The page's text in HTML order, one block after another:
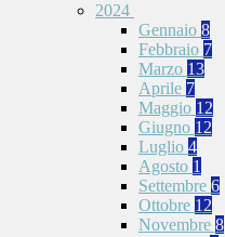
2024
Gennaio 8
Febbraio 7
Marzo 13
Aprile 7
Maggio 12
Giugno 12
Luglio 4
Agosto 1
Settembre 6
Ottobre 12
Novembre 8